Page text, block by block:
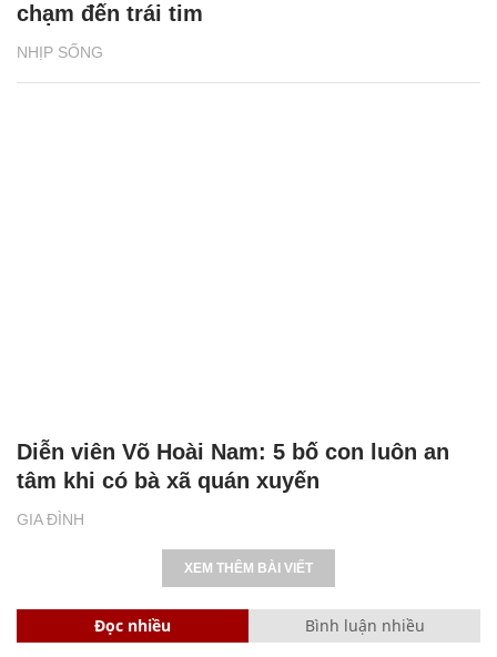
NHỊP SỐNG
chạm đến trái tim
GIA ĐÌNH
Diễn viên Võ Hoài Nam: 5 bố con luôn an
tâm khi có bà xã quán xuyến
XEM THÊM BÀI VIẾT
Đọc nhiều Bình luận nhiều